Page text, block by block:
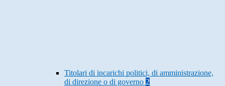
Titolari di incarichi politici, di amministrazione,
di direzione o di governo 2